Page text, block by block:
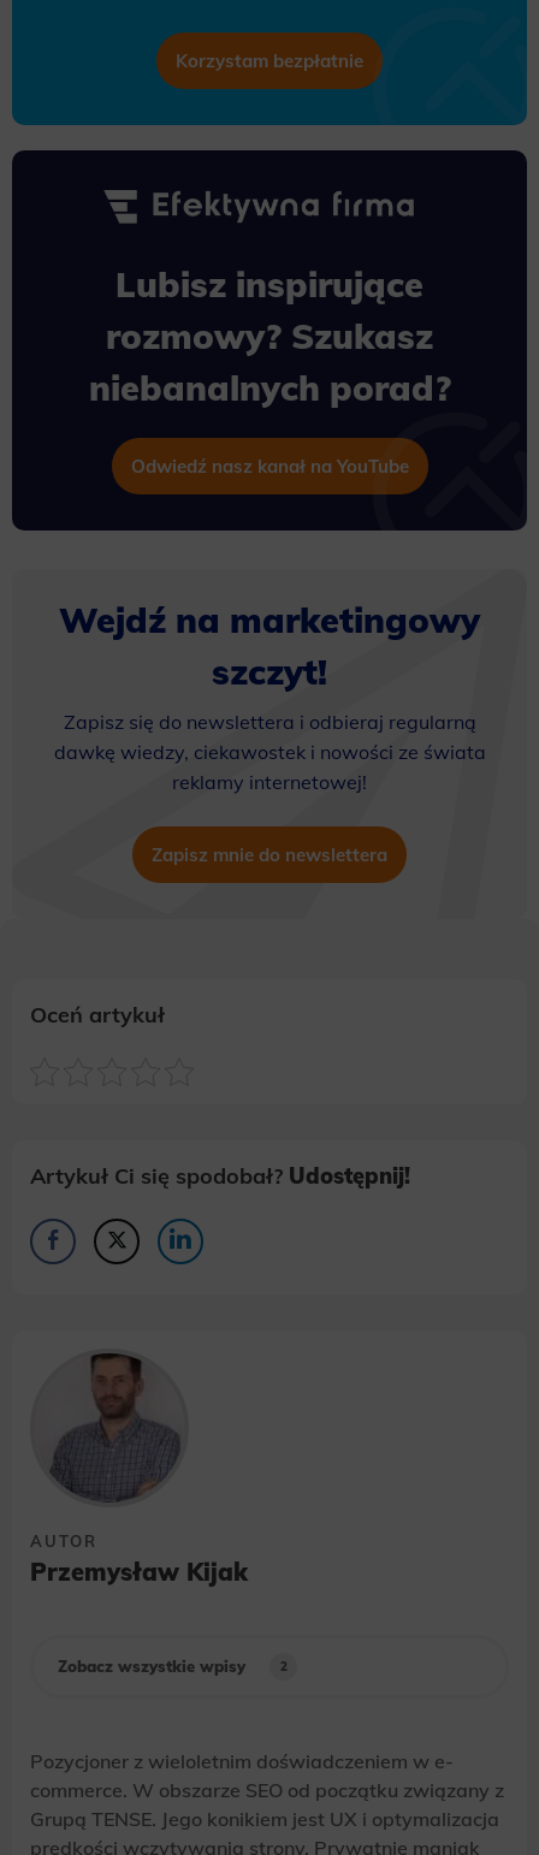
Korzystam bezpłatnie
Lubisz inspirujące
rozmowy? Szukasz
niebanalnych porad?
Odwiedź nasz kanał na YouTube
Wejdź na marketingowy
szczyt!
Zapisz się do newslettera i odbieraj regularną
dawkę wiedzy, ciekawostek i nowości ze świata
reklamy internetowej!
Zapisz mnie do newslettera
Oceń artykuł
Artykuł Ci się spodobał? Udostępnij!
AUTOR
Przemysław Kijak
Zobacz wszystkie wpisy 2
Pozycjoner z wieloletnim doświadczeniem w e-
commerce. W obszarze SEO od początku związany z
Grupą TENSE. Jego konikiem jest UX i optymalizacja
prędkości wczytywania strony. Prywatnie maniak